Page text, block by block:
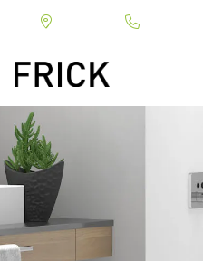
Direkt
zum
Inhalt